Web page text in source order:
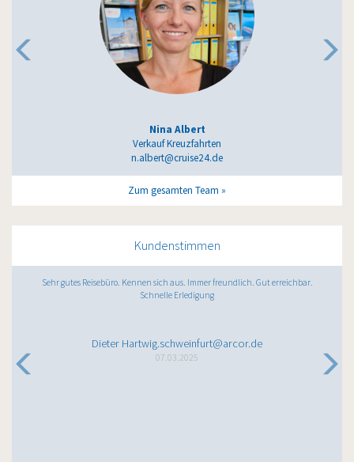
Nina Albert
Verkauf Kreuzfahrten
n.albert@cruise24.de
Zum gesamten Team
Kundenstimmen
Sehr gutes Reisebüro. Kennen sich aus. Immer freundlich. Gut erreichbar.
Schnelle Erledigung
Dieter Hartwig.schweinfurt@arcor.de
07.03.2025